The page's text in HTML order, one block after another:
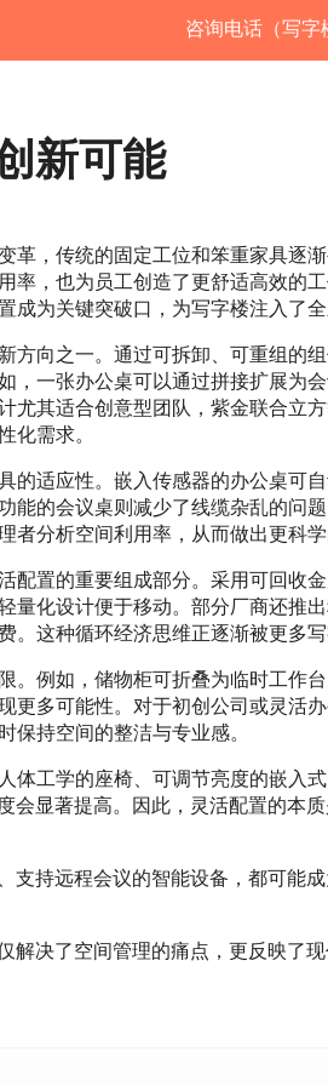
咨询电话（写
新可能
革，传统的固定工位和笨重家具逐
率，也为员工创造了更舒适高效的
成为关键突破口，为写字楼注入了全
方向之一。通过可拆卸、可重组的
，一张办公桌可以通过拼接扩展为
尤其适合创意型团队，紫金联合立方
化需求。
的适应性。嵌入传感器的办公桌可
能的会议桌则减少了线缆杂乱的问
者分析空间利用率，从而做出更科学
配置的重要组成部分。采用可回收
量化设计便于移动。部分厂商还推
。这种循环经济思维正逐渐被更多写
。例如，储物柜可折叠为临时工作
更多可能性。对于初创公司或灵活
保持空间的整洁与专业感。
体工学的座椅、可调节亮度的嵌入
显著提高。因此，灵活配置的本
持远程会议的智能设备，都可能成
解决了空间管理的痛点，更反映了